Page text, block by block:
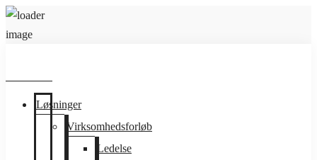
Løsninger
Virksomhedsforløb
Ledelse